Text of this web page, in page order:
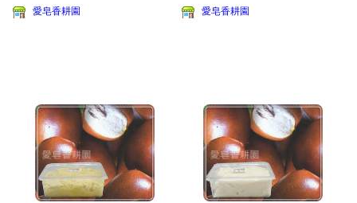
愛皂香耕園 愛皂香耕園